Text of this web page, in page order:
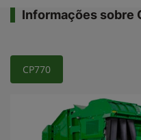
Informações sobre
CP770